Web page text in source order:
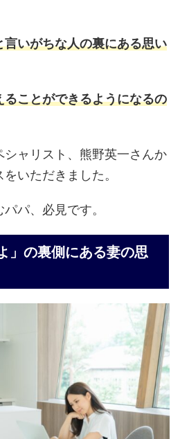
いがちな人の裏にある思い
ことができるようになるの
ャリスト、熊野英一さんか
いただきました。
パ、必見です。
」の裏側にある妻の思